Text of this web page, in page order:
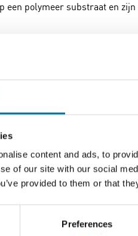
content and ads, to
of our site with our social
provided to them or that
Preferences
een polymeer substraat en